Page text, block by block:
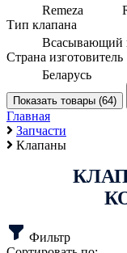
Remeza
Тип клапана
Всасывающий
Страна изготовитель
Беларусь
Показать товары (64)
Главная
Запчасти
Клапаны
Фильтр